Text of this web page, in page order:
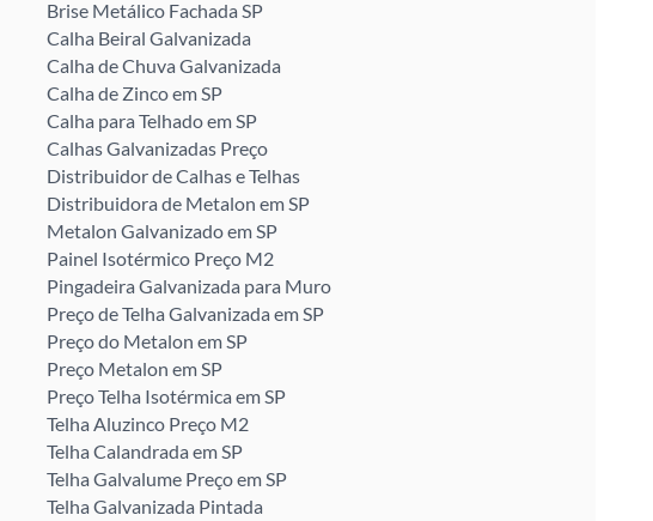
Brise Metálico Fachada SP
Calha Beiral Galvanizada
Calha de Chuva Galvanizada
Calha de Zinco em SP
Calha para Telhado em SP
Calhas Galvanizadas Preço
Distribuidor de Calhas e Telhas
Distribuidora de Metalon em SP
Metalon Galvanizado em SP
Painel Isotérmico Preço M2
Pingadeira Galvanizada para Muro
Preço de Telha Galvanizada em SP
Preço do Metalon em SP
Preço Metalon em SP
Preço Telha Isotérmica em SP
Telha Aluzinco Preço M2
Telha Calandrada em SP
Telha Galvalume Preço em SP
Telha Galvanizada Pintada